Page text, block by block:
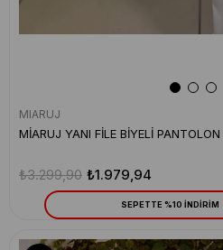
MIARUJ
MİARUJ YANI FİLE BİYELİ PANTOLON
₺1.979,94
₺3.299,90
SEPETTE %10 İNDİRİM